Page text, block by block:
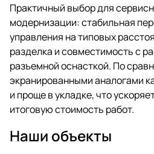
Практичный выбор для
модернизации: стабильная
управления на типовых
разделка и совместимость с
разъемной оснасткой. По
экранированными аналогами
и проще в укладке, что
итоговую стоимость работ.
Наши объекты